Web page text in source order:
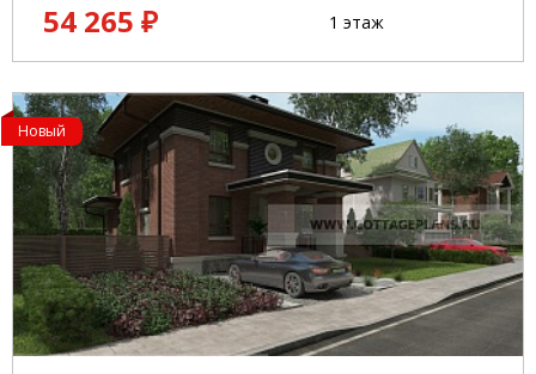
54 265 ₽
1 этаж
Новый